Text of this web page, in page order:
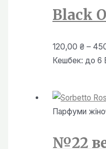
Black
120,00 ₴ –
Кешбек: до 6
Парфуми
№22